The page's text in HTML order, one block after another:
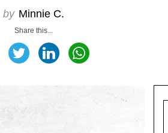
by Minnie C.
Share this...